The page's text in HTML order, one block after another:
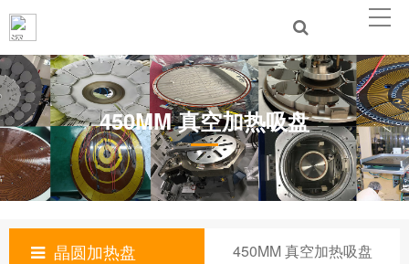
450MM 真空加热吸盘
晶圆加热盘 450MM 真空加热吸盘